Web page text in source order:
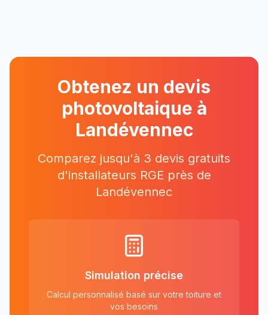
Obtenez un devis
photovoltaique à
Landévennec
Comparez jusqu'à 3 devis gratuits
d'installateurs RGE près de
Landévennec
Simulation précise
Calcul personnalisé basé sur votre toiture et
vos besoins